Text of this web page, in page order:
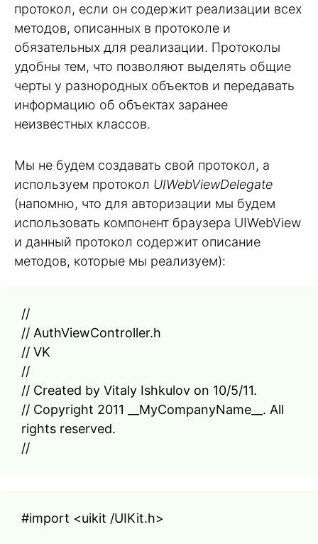
протокол, если он содержит реализации всех
методов, описанных в протоколе и
обязательных для реализации. Протоколы
удобны тем, что позволяют выделять общие
черты у разнородных объектов и передавать
информацию об объектах заранее
неизвестных классов.
Мы не будем создавать свой протокол, а
используем протокол UIWebViewDelegate
(напомню, что для авторизации мы будем
использовать компонент браузера UIWebView
и данный протокол содержит описание
методов, которые мы реализуем):
//
// AuthViewController.h
// VK
//
// Created by Vitaly Ishkulov on 10/5/11.
// Copyright 2011 __MyCompanyName__. All
rights reserved.
//
#import <uikit /UIKit.h>